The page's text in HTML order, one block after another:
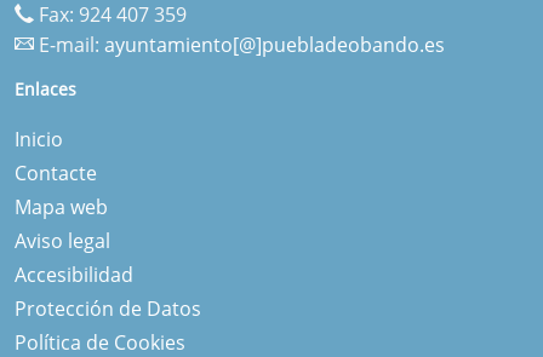
Fax: 924 407 359
E-mail: ayuntamiento[@]puebladeobando.es
Enlaces
Inicio
Contacte
Mapa web
Aviso legal
Accesibilidad
Protección de Datos
Política de Cookies